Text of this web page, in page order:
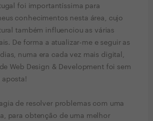
foi importantíssima para
conhecimentos nesta área, cujo
também influenciou as várias
De forma a atualizar-me e seguir as
numa era cada vez mais digital,
Web Design & Development foi sem
aposta!
de resolver problemas com uma
para obtenção de uma melhor